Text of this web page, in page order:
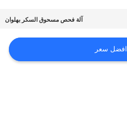
آلة فحص مسحوق السكر بهلوان
افضل سعر